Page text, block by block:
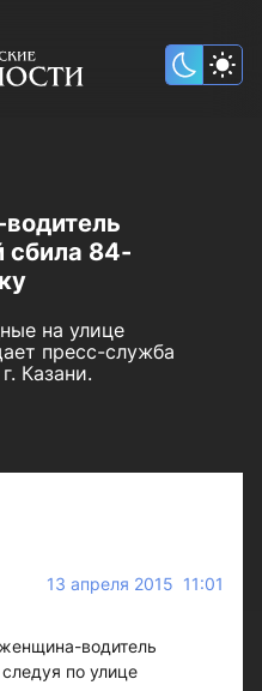
сбила 84-
на улице
пресс-служба
Казани.
13 апреля 2015 11:01
водитель
по улице